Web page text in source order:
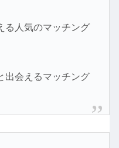
る人気のマッチング
出会えるマッチング